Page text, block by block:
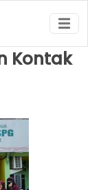
Kontak